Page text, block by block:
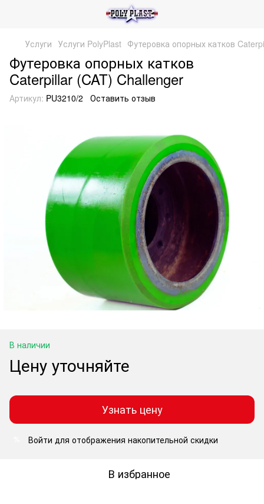
Услуги Услуги PolyPlast Футеровка опорных катков
Футеровка опорных катков
Caterpillar (CAT) Challenger
Артикул: PU3210/2 Оставить отзыв
В наличии
Цену уточняйте
Узнать цену
Войти для отображения накопительной скидки
В избранное